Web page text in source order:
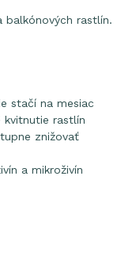
balkónových rastlín.
stačí na mesiac
kvitnutie rastlín
znižovať
a mikroživín